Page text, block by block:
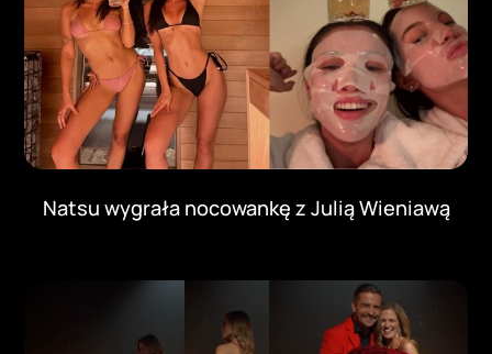
Natsu wygrała nocowankę z Julią Wieniawą